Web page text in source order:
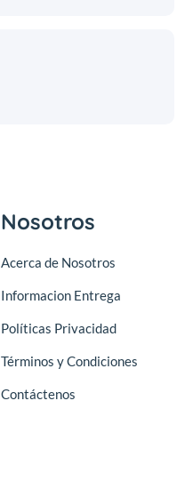
Nosotros
Acerca de Nosotros
Informacion Entrega
Políticas Privacidad
Términos y Condiciones
Contáctenos